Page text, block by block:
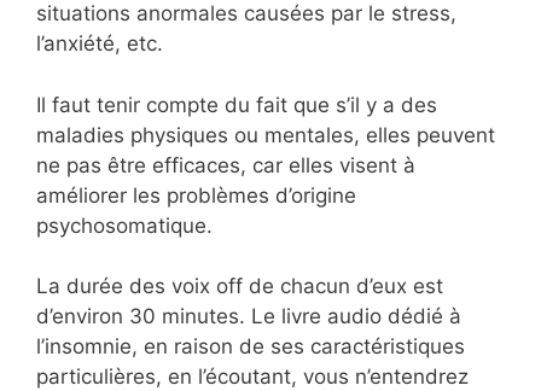
situations anormales causées par le stress,
l’anxiété, etc.
Il faut tenir compte du fait que s’il y a des
maladies physiques ou mentales, elles peuvent
ne pas être efficaces, car elles visent à
améliorer les problèmes d’origine
psychosomatique.
La durée des voix off de chacun d’eux est
d’environ 30 minutes. Le livre audio dédié à
l’insomnie, en raison de ses caractéristiques
particulières, en l’écoutant, vous n’entendrez